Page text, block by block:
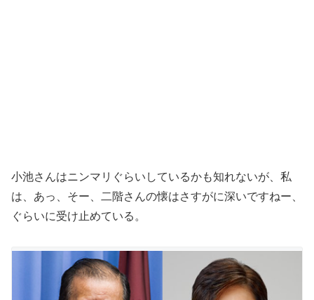
小池さんはニンマリぐらいしているかも知れないが、私
は、あっ、そー、二階さんの懐はさすがに深いですねー、
ぐらいに受け止めている。